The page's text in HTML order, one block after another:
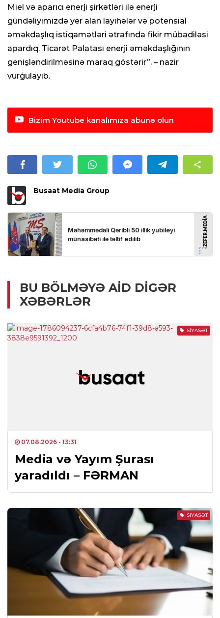
Miel və aparıcı enerji şirkətləri ilə enerji
gündəliyimizdə yer alan layihələr və potensial
əməkdaşlıq istiqamətləri ətrafında fikir mübadiləsi
apardıq. Ticarət Palatası enerji əməkdaşlığının
genişləndirilməsinə maraq göstərir”, – nazir
vurğulayıb.
Bizim Youtube kanalımıza abunə olun
Busaat Media Group
BU BÖLMƏYƏ AID DIGƏR
XƏBƏRLƏR
SIYASƏT
07.08.2026 - 13:31
Media və Yayım Şurası
yaradıldı – FƏRMAN
SIYASƏT